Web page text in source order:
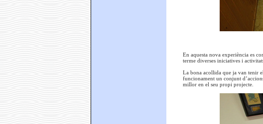
En aquesta nova experiència es
terme diverses iniciatives i
La bona acollida que ja van tenir
funcionament un conjunt
millor en el seu propi projecte.